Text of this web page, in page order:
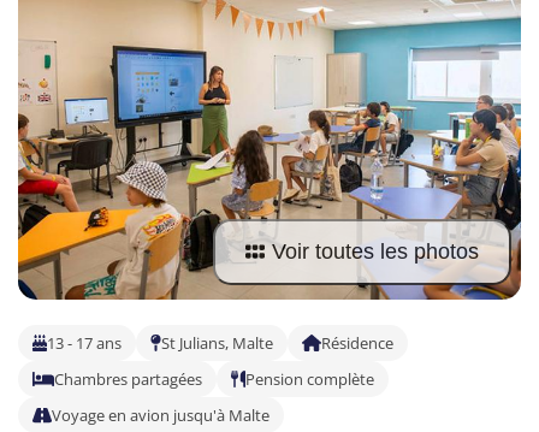
Allemand
Voir toutes les photos
13 - 17 ans St Julians, Malte
Résidence
Chambres partagées
Pension complète
Voyage en avion jusqu'à Malte